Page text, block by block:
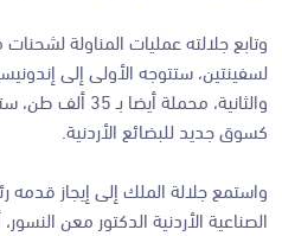
وتابع جلالته عمليات المناولة
والثانية، محملة
كسوق جديد للبضائع الأردنية.
واستمع جلالة الملك إلى إيجاز
الصناعية الأردنية الدكتور معن